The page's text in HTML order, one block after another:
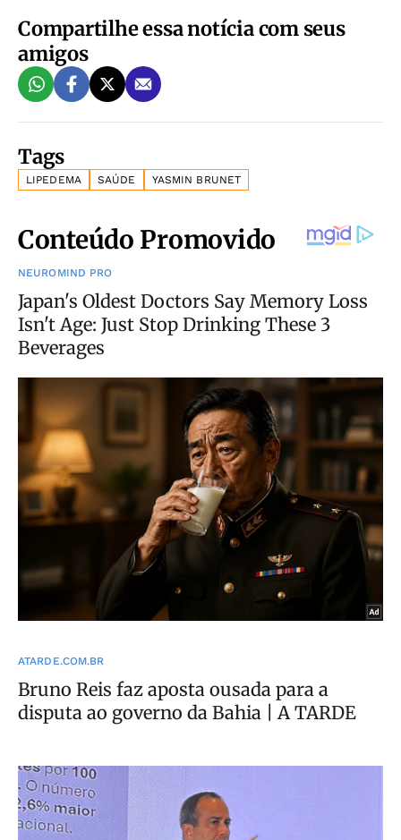
Compartilhe essa notícia com seus
amigos
Tags
LIPEDEMA SAÚDE YASMIN BRUNET